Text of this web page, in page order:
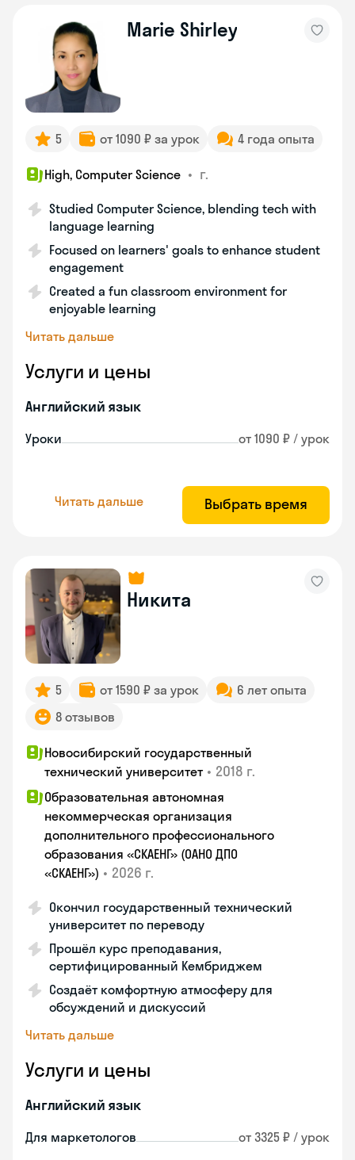
Marie Shirley
5 от 1090 ₽ за урок 4 года опыта
High, Computer Science • г.
Studied Computer Science, blending tech with
language learning
Focused on learners' goals to enhance student
engagement
Created a fun classroom environment for
enjoyable learning
Читать дальше
Услуги и цены
Английский язык
Уроки от 1090 ₽ / урок
Читать дальше Выбрать время
Никита
5 от 1590 ₽ за урок
6 лет опыта
8 отзывов
Новосибирский государственный
технический университет • 2018 г.
Образовательная автономная
некоммерческая организация
дополнительного профессионального
образования «СКАЕНГ» (ОАНО ДПО
«СКАЕНГ») • 2026 г.
Окончил государственный технический
университет по переводу
Прошёл курс преподавания,
сертифицированный Кембриджем
Создаёт комфортную атмосферу для
обсуждений и дискуссий
Читать дальше
Услуги и цены
Английский язык
Для маркетологов от 3325 ₽ / урок